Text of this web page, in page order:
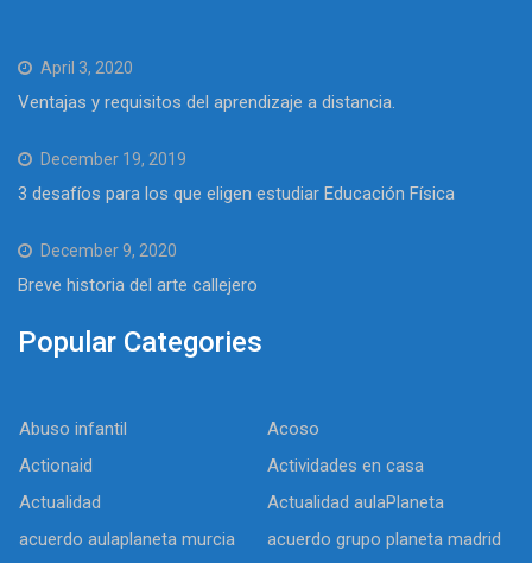
April 3, 2020
Ventajas y requisitos del aprendizaje a distancia.
December 19, 2019
3 desafíos para los que eligen estudiar Educación Física
December 9, 2020
Breve historia del arte callejero
Popular Categories
Abuso infantil
Acoso
Actionaid
Actividades en casa
Actualidad
Actualidad aulaPlaneta
acuerdo aulaplaneta murcia
acuerdo grupo planeta madrid